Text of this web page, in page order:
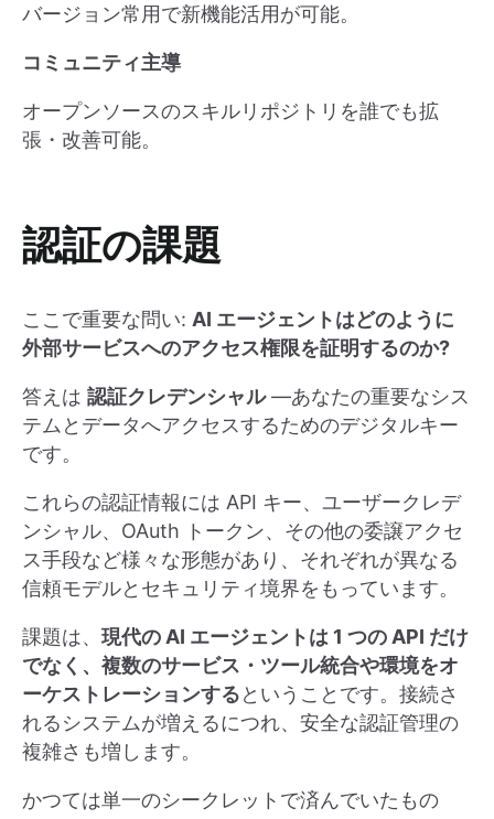
バージョン常用で新機能活用が可能。
コミュニティ主導
オープンソースのスキルリポジトリを誰でも拡
張・改善可能。
認証の課題
ここで重要な問い: AI エージェントはどのように
外部サービスへのアクセス権限を証明するのか?
答えは 認証クレデンシャル―あなたの重要なシス
テムとデータへアクセスするためのデジタルキー
です。
これらの認証情報には API キー、ユーザークレデ
ンシャル、OAuth トークン、その他の委譲アクセ
ス手段など様々な形態があり、それぞれが異なる
信頼モデルとセキュリティ境界をもっています。
課題は、 現代の AI エージェントは 1 つの API だけ
でなく、複数のサービス・ツール統合や環境をオ
ーケストレーションするということです。接続さ
れるシステムが増えるにつれ、安全な認証管理の
複雑さも増します。
かつては単一のシークレットで済んでいたもの